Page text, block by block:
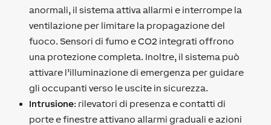
anormali, il sistema attiva allarmi e interrompe la
ventilazione per limitare la propagazione del
fuoco. Sensori di fumo e CO2 integrati offrono
una protezione completa. Inoltre, il sistema può
attivare l’illuminazione di emergenza per guidare
gli occupanti verso le uscite in sicurezza.
Intrusione: rilevatori di presenza e contatti di
porte e finestre attivano allarmi graduali e azioni